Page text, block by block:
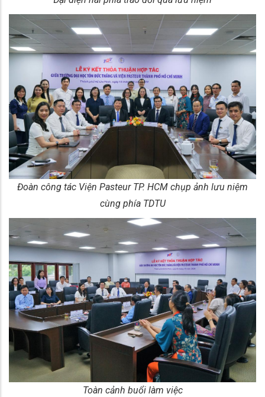
Đoàn công tác Viện Pasteur TP. HCM chụp ảnh lưu niệm
cùng phía TDTU
Toàn cảnh buổi làm việc